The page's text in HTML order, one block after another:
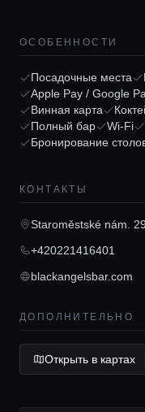
Гиды
ОСОБЕННОСТИ
Посадочные места
Apple Pay / Google
Винная карта
Полный бар
Wi-Fi
Бронирование
КОНТАКТЫ
Staroměstské nám.
+420221416401
blackangelsbar.com
ДОПОЛНИТЕЛЬНО
Открыть в картах